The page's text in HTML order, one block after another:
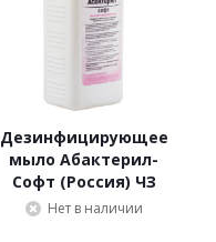
Дезинфицирующее
мыло Абактерил-
Софт (Россия) ЧЗ
Нет в наличии